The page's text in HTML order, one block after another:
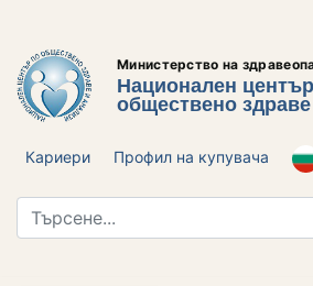
Министерство на
Национален
обществено
Кариери Профил на купувача